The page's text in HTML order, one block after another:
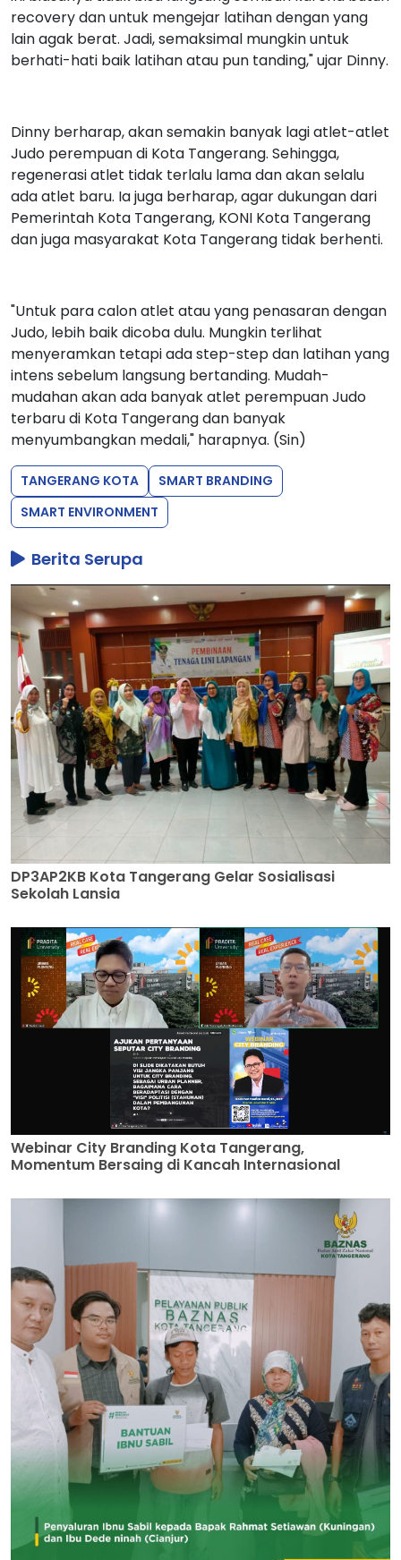
recovery dan untuk mengejar latihan dengan yang
lain agak berat. Jadi, semaksimal mungkin untuk
berhati-hati baik latihan atau pun tanding," ujar Dinny.
Dinny berharap, akan semakin banyak lagi atlet-atlet
Judo perempuan di Kota Tangerang. Sehingga,
regenerasi atlet tidak terlalu lama dan akan selalu
ada atlet baru. Ia juga berharap, agar dukungan dari
Pemerintah Kota Tangerang, KONI Kota Tangerang
dan juga masyarakat Kota Tangerang tidak berhenti.
"Untuk para calon atlet atau yang penasaran dengan
Judo, lebih baik dicoba dulu. Mungkin terlihat
menyeramkan tetapi ada step-step dan latihan yang
intens sebelum langsung bertanding. Mudah-
mudahan akan ada banyak atlet perempuan Judo
terbaru di Kota Tangerang dan banyak
menyumbangkan medali," harapnya. (Sin)
TANGERANG KOTA
SMART BRANDING
SMART ENVIRONMENT
Berita Serupa
DP3AP2KB Kota Tangerang Gelar Sosialisasi
Sekolah Lansia
Webinar City Branding Kota Tangerang,
Momentum Bersaing di Kancah Internasional